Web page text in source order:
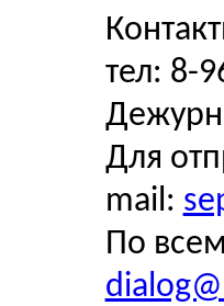
тел: 8-
Для
mail:
По